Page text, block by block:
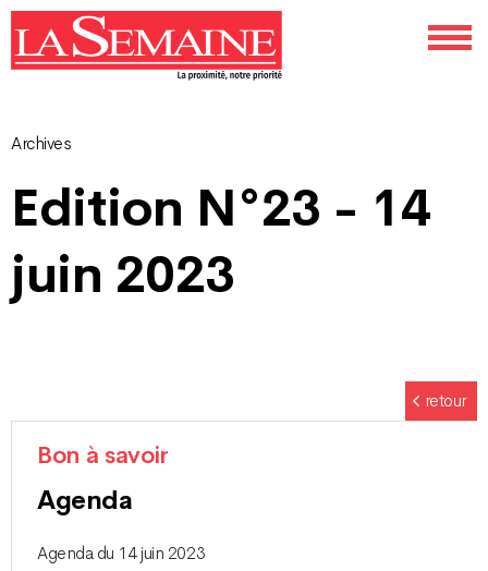
Archives
Edition N°23 - 14
juin 2023
retour
Bon à savoir
Agenda
Agenda du 14 juin 2023
Navigation
des
articles